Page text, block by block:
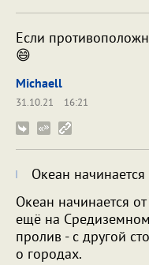
Если
😄
Michaell
31.10.21
16:21
Океан начинается
Океан начинается
ещё на
пролив - с другой
о городах.